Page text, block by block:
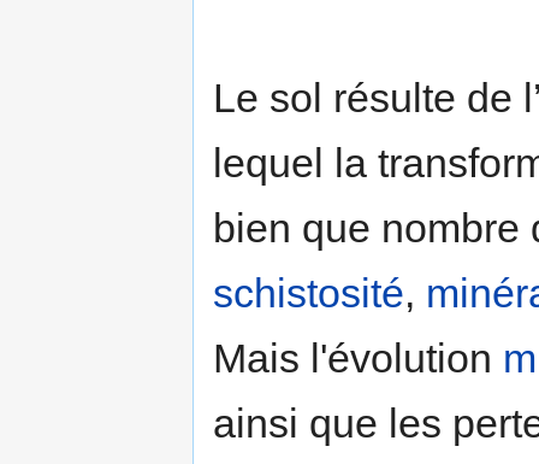
Le sol résulte de
lequel la
bien que nombre
schistosité,
Mais l'évolution
ainsi que les